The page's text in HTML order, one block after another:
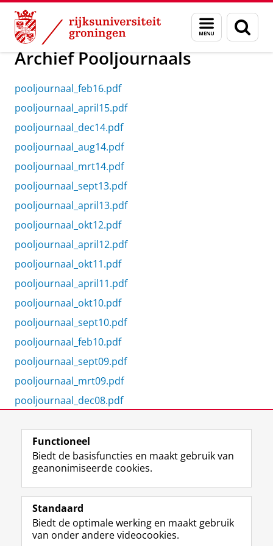
Skip
Content
Skip
Navigation
Menu
en
zoeken
Onderzoek Pooljournaal
Archief Pooljournaals
pooljournaal_feb16.pdf
pooljournaal_april15.pdf
pooljournaal_dec14.pdf
pooljournaal_aug14.pdf
pooljournaal_mrt14.pdf
pooljournaal_sept13.pdf
pooljournaal_april13.pdf
pooljournaal_okt12.pdf
pooljournaal_april12.pdf
pooljournaal_okt11.pdf
pooljournaal_april11.pdf
pooljournaal_okt10.pdf
pooljournaal_sept10.pdf
pooljournaal_feb10.pdf
pooljournaal_sept09.pdf
pooljournaal_mrt09.pdf
pooljournaal_dec08.pdf
Volg de RUG
F
a
e
b
L
i
k
e
R
S
-
f
I
n
t
Y
o
T
Studiekiezers
Functioneel
Biedt de basisfuncties en maakt gebruik van
geanonimiseerde cookies.
Standaard
Biedt de optimale werking en maakt gebruik
van onder andere videocookies.